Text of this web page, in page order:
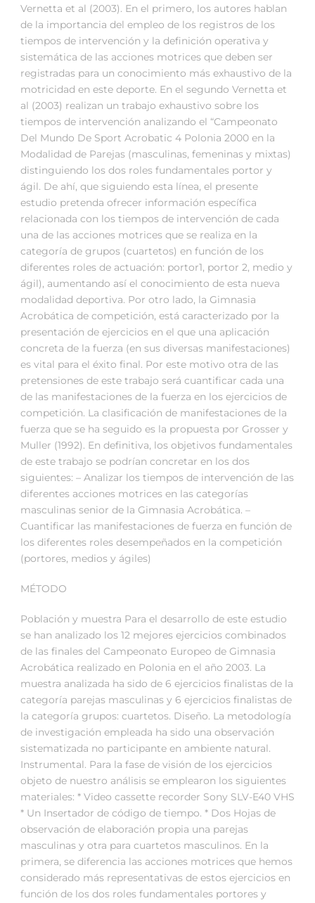
Vernetta et al (2003). En el primero, los autores hablan
de la importancia del empleo de los registros de los
tiempos de intervención y la definición operativa y
sistemática de las acciones motrices que deben ser
registradas para un conocimiento más exhaustivo de la
motricidad en este deporte. En el segundo Vernetta et
al (2003) realizan un trabajo exhaustivo sobre los
tiempos de intervención analizando el “Campeonato
Del Mundo De Sport Acrobatic 4 Polonia 2000 en la
Modalidad de Parejas (masculinas, femeninas y mixtas)
distinguiendo los dos roles fundamentales portor y
ágil. De ahí, que siguiendo esta línea, el presente
estudio pretenda ofrecer información específica
relacionada con los tiempos de intervención de cada
una de las acciones motrices que se realiza en la
categoría de grupos (cuartetos) en función de los
diferentes roles de actuación: portor1, portor 2, medio y
ágil), aumentando así el conocimiento de esta nueva
modalidad deportiva. Por otro lado, la Gimnasia
Acrobática de competición, está caracterizado por la
presentación de ejercicios en el que una aplicación
concreta de la fuerza (en sus diversas manifestaciones)
es vital para el éxito final. Por este motivo otra de las
pretensiones de este trabajo será cuantificar cada una
de las manifestaciones de la fuerza en los ejercicios de
competición. La clasificación de manifestaciones de la
fuerza que se ha seguido es la propuesta por Grosser y
Muller (1992). En definitiva, los objetivos fundamentales
de este trabajo se podrían concretar en los dos
siguientes: – Analizar los tiempos de intervención de las
diferentes acciones motrices en las categorías
masculinas senior de la Gimnasia Acrobática. –
Cuantificar las manifestaciones de fuerza en función de
los diferentes roles desempeñados en la competición
(portores, medios y ágiles)
MÉTODO
Población y muestra Para el desarrollo de este estudio
se han analizado los 12 mejores ejercicios combinados
de las finales del Campeonato Europeo de Gimnasia
Acrobática realizado en Polonia en el año 2003. La
muestra analizada ha sido de 6 ejercicios finalistas de la
categoría parejas masculinas y 6 ejercicios finalistas de
la categoría grupos: cuartetos. Diseño. La metodología
de investigación empleada ha sido una observación
sistematizada no participante en ambiente natural.
Instrumental. Para la fase de visión de los ejercicios
objeto de nuestro análisis se emplearon los siguientes
materiales: * Video cassette recorder Sony SLV-E40 VHS
* Un Insertador de código de tiempo. * Dos Hojas de
observación de elaboración propia una parejas
masculinas y otra para cuartetos masculinos. En la
primera, se diferencia las acciones motrices que hemos
considerado más representativas de estos ejercicios en
función de los dos roles fundamentales portores y